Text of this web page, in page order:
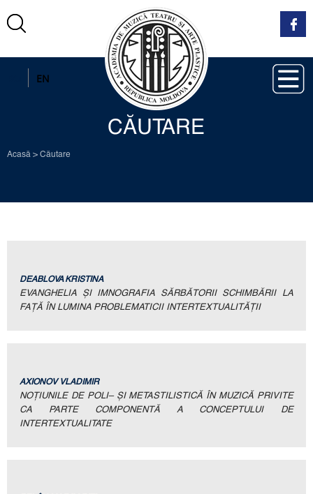
EN
CĂUTARE
Acasă > Căutare
DEABLOVA KRISTINA
EVANGHELIA ȘI IMNOGRAFIA SĂRBĂTORII SCHIMBĂRII LA
FAȚĂ ÎN LUMINA PROBLEMATICII INTERTEXTUALITĂȚII
AXIONOV VLADIMIR
NOŢIUNILE DE POLI– ŞI METASTILISTICĂ ÎN MUZICĂ PRIVITE
CA PARTE COMPONENTĂ A CONCEPTULUI DE
INTERTEXTUALITATE